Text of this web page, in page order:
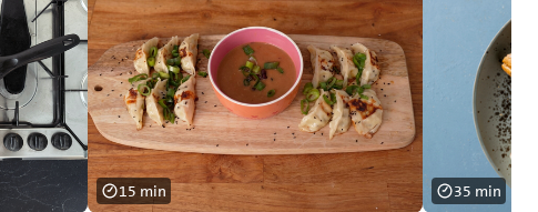
15 min 35 min